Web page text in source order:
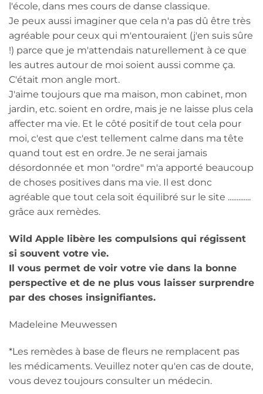
l'école, dans mes cours de danse classique.
Je peux aussi imaginer que cela n'a pas dû être très
agréable pour ceux qui m'entouraient (j'en suis sûre
!) parce que je m'attendais naturellement à ce que
les autres autour de moi soient aussi comme ça.
C'était mon angle mort.
J'aime toujours que ma maison, mon cabinet, mon
jardin, etc. soient en ordre, mais je ne laisse plus cela
affecter ma vie. Et le côté positif de tout cela pour
moi, c'est que c'est tellement calme dans ma tête
quand tout est en ordre. Je ne serai jamais
désordonnée et mon "ordre" m'a apporté beaucoup
de choses positives dans ma vie. Il est donc
agréable que tout cela soit équilibré sur le site .............
grâce aux remèdes.
Wild Apple libère les compulsions qui régissent
si souvent votre vie.
Il vous permet de voir votre vie dans la bonne
perspective et de ne plus vous laisser surprendre
par des choses insignifiantes.
Madeleine Meuwessen
*Les remèdes à base de fleurs ne remplacent pas
les médicaments. Veuillez noter qu'en cas de doute,
vous devez toujours consulter un médecin.